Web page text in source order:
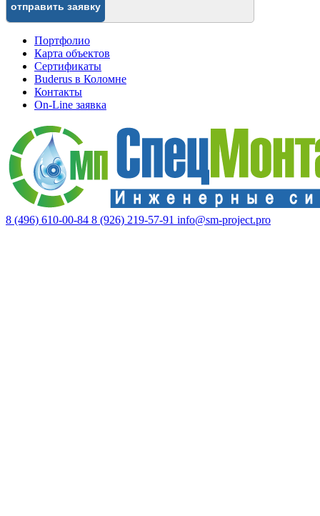
Портфолио
Карта объектов
Сертификаты
Buderus в Коломне
Контакты
On-Line заявка
8 (496) 610-00-84 8 (926) 219-57-91 info@sm-project.pro